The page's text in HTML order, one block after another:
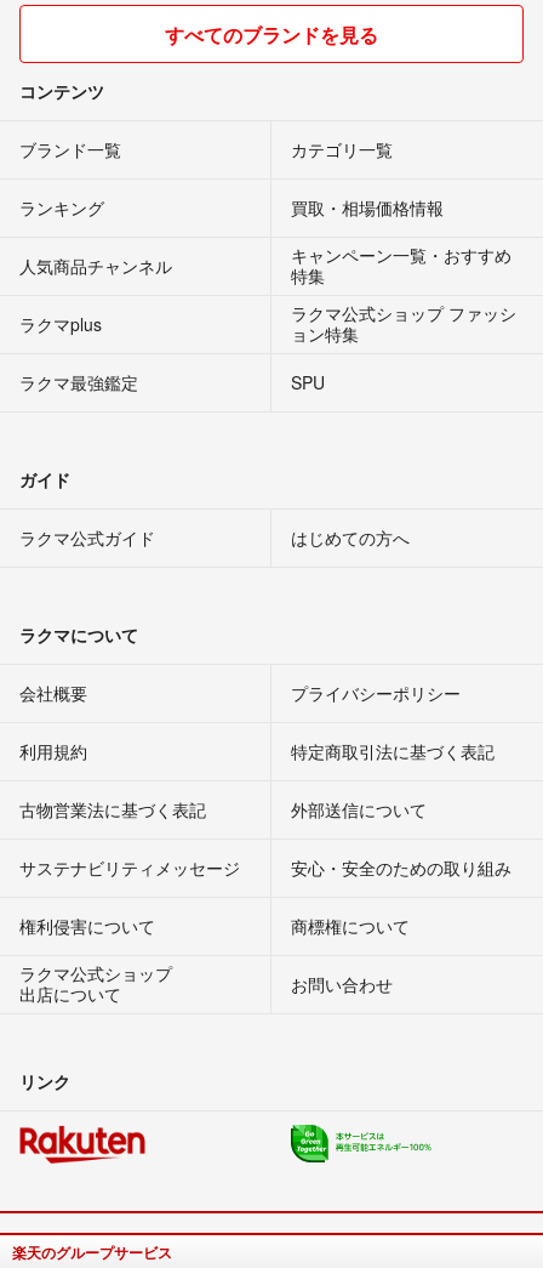
すべてのブランドを見る
コンテンツ
ブランド一覧 カテゴリ一覧
ランキング 買取・相場価格情報
人気商品チャンネル
キャンペーン一覧・おすすめ
特集
ラクマplus
ラクマ公式ショップ ファッシ
ョン特集
ラクマ最強鑑定
SPU
ガイド
ラクマ公式ガイド はじめての方へ
ラクマについて
会社概要 プライバシーポリシー
利用規約 特定商取引法に基づく表記
古物営業法に基づく表記 外部送信について
サステナビリティメッセージ 安心・安全のための取り組み
権利侵害について
商標権について
ラクマ公式ショップ
出店について
お問い合わせ
リンク
楽天のグループサービス